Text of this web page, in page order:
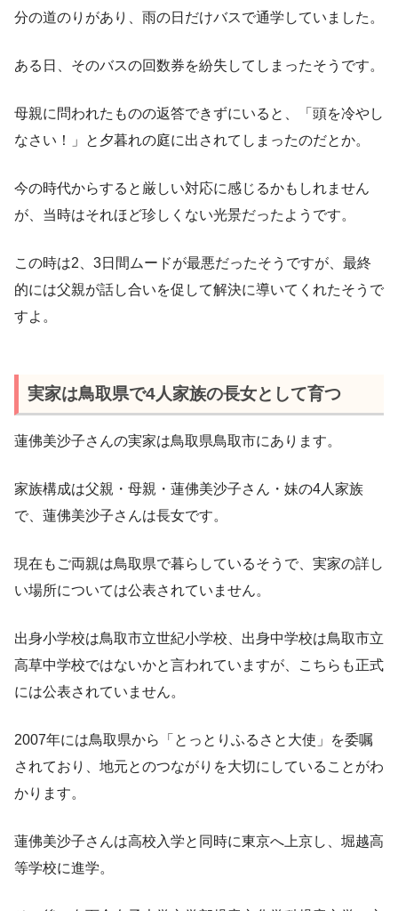
分の道のりがあり、雨の日だけバスで通学していました。
ある日、そのバスの回数券を紛失してしまったそうです。
母親に問われたものの返答できずにいると、「頭を冷やし
なさい！」と夕暮れの庭に出されてしまったのだとか。
今の時代からすると厳しい対応に感じるかもしれません
が、当時はそれほど珍しくない光景だったようです。
この時は2、3日間ムードが最悪だったそうですが、最終
的には父親が話し合いを促して解決に導いてくれたそうで
すよ。
実家は鳥取県で4人家族の長女として育つ
蓮佛美沙子さんの実家は鳥取県鳥取市にあります。
家族構成は父親・母親・蓮佛美沙子さん・妹の4人家族
で、蓮佛美沙子さんは長女です。
現在もご両親は鳥取県で暮らしているそうで、実家の詳し
い場所については公表されていません。
出身小学校は鳥取市立世紀小学校、出身中学校は鳥取市立
高草中学校ではないかと言われていますが、こちらも正式
には公表されていません。
2007年には鳥取県から「とっとりふるさと大使」を委嘱
されており、地元とのつながりを大切にしていることがわ
かります。
蓮佛美沙子さんは高校入学と同時に東京へ上京し、堀越高
等学校に進学。